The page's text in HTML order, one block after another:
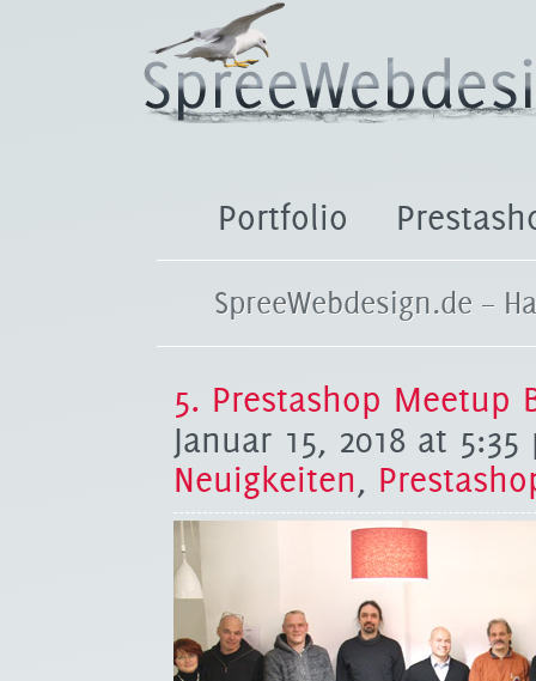
Portfolio
SpreeWebdesign.de –
5. Prestashop Meetup
Januar 15, 2018 at
Neuigkeiten,